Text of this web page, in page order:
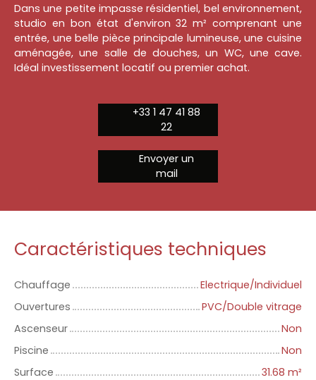
Dans une petite impasse résidentiel, bel environnement,
studio en bon état d'environ 32 m² comprenant une
entrée, une belle pièce principale lumineuse, une cuisine
aménagée, une salle de douches, un WC, une cave.
Idéal investissement locatif ou premier achat.
+33 1 47 41 88
22
Envoyer un
mail
Caractéristiques techniques
Chauffage
Electrique/Individuel
Ouvertures
PVC/Double vitrage
Ascenseur
Non
Piscine
Non
Surface
31.68 m²